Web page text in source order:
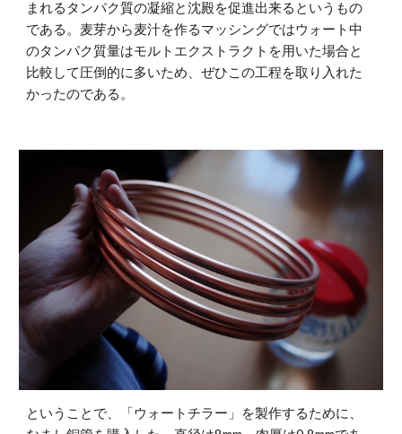
まれるタンパク質の凝縮と沈殿を促進出来るというもの
である。麦芽から麦汁を作るマッシングではウォート中
のタンパク質量はモルトエクストラクトを用いた場合と
比較して圧倒的に多いため、ぜひこの工程を取り入れた
かったのである。
ということで、「ウォートチラー」を製作するために、